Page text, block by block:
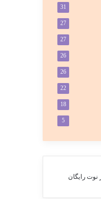
31
27
27
26
26
22
18
5
نوت رایگان